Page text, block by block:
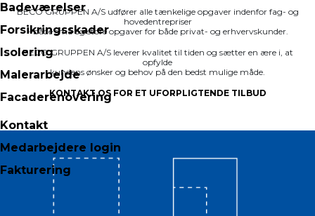
Badeværelser
Forsikringsskader
Isolering
Malerarbejde
Facaderenovering
Kontakt
Medarbejdere login
Fakturering
BECO GRUPPEN A/S udfører alle tænkelige opgaver indenfor fag- og
hovedentrepriser
- både små og store opgaver for både privat- og erhvervskunder.
BECO GRUPPEN A/S leverer kvalitet til tiden og sætter en ære i, at
opfylde
kundens ønsker og behov på den bedst mulige måde.
KONTAKT OS FOR ET UFORPLIGTENDE TILBUD